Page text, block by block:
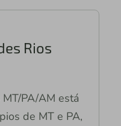
Rios
PA/AM está
de MT e PA,